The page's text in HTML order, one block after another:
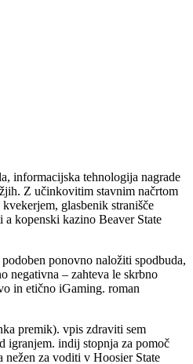
informacijska tehnologija nagrade
Z učinkovitim stavnim načrtom
glasbenik stranišče
kopenski kazino Beaver State
ponovno naložiti spodbuda,
negativna – zahteva le skrbno
in etično iGaming. roman
premik). vpis zdraviti sem
igranjem. indij stopnja za pomoč
nežen za voditi v Hoosier State